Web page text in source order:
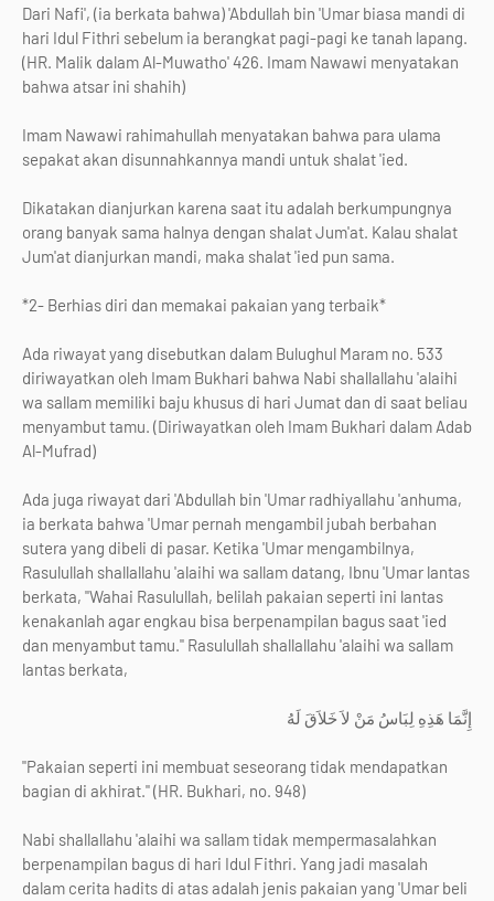
Dari Nafi', (ia berkata bahwa) 'Abdullah bin 'Umar biasa mandi di
hari Idul Fithri sebelum ia berangkat pagi-pagi ke tanah lapang.
(HR. Malik dalam Al-Muwatho' 426. Imam Nawawi menyatakan
bahwa atsar ini shahih)
Imam Nawawi rahimahullah menyatakan bahwa para ulama
sepakat akan disunnahkannya mandi untuk shalat 'ied.
Dikatakan dianjurkan karena saat itu adalah berkumpungnya
orang banyak sama halnya dengan shalat Jum'at. Kalau shalat
Jum'at dianjurkan mandi, maka shalat 'ied pun sama.
*2- Berhias diri dan memakai pakaian yang terbaik*
Ada riwayat yang disebutkan dalam Bulughul Maram no. 533
diriwayatkan oleh Imam Bukhari bahwa Nabi shallallahu 'alaihi
wa sallam memiliki baju khusus di hari Jumat dan di saat beliau
menyambut tamu. (Diriwayatkan oleh Imam Bukhari dalam Adab
Al-Mufrad)
Ada juga riwayat dari 'Abdullah bin 'Umar radhiyallahu 'anhuma,
ia berkata bahwa 'Umar pernah mengambil jubah berbahan
sutera yang dibeli di pasar. Ketika 'Umar mengambilnya,
Rasulullah shallallahu 'alaihi wa sallam datang, Ibnu 'Umar lantas
berkata, "Wahai Rasulullah, belilah pakaian seperti ini lantas
kenakanlah agar engkau bisa berpenampilan bagus saat 'ied
dan menyambut tamu." Rasulullah shallallahu 'alaihi wa sallam
lantas berkata,
إِنَّمَا هَذِهِ لِبَاسُ مَنْ لاَ خَلاَقَ لَهُ
"Pakaian seperti ini membuat seseorang tidak mendapatkan
bagian di akhirat." (HR. Bukhari, no. 948)
Nabi shallallahu 'alaihi wa sallam tidak mempermasalahkan
berpenampilan bagus di hari Idul Fithri. Yang jadi masalah
dalam cerita hadits di atas adalah jenis pakaian yang 'Umar beli